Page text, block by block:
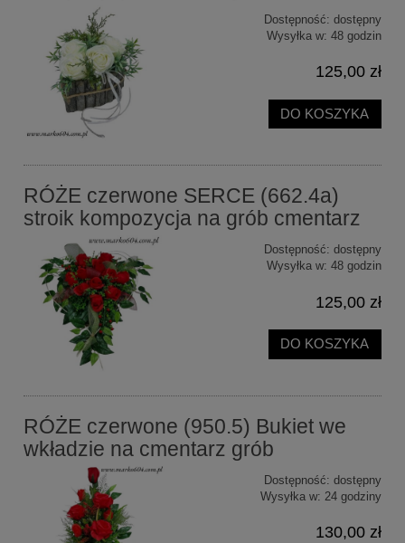
Dostępność: dostępny
Wysyłka w: 48 godzin
125,00 zł
DO KOSZYKA
RÓŻE czerwone SERCE (662.4a)
stroik kompozycja na grób cmentarz
Dostępność: dostępny
Wysyłka w: 48 godzin
125,00 zł
DO KOSZYKA
RÓŻE czerwone (950.5) Bukiet we
wkładzie na cmentarz grób
Dostępność: dostępny
Wysyłka w: 24 godziny
130,00 zł